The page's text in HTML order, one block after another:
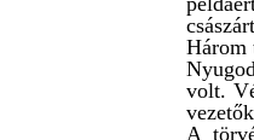
Három
volt.
A